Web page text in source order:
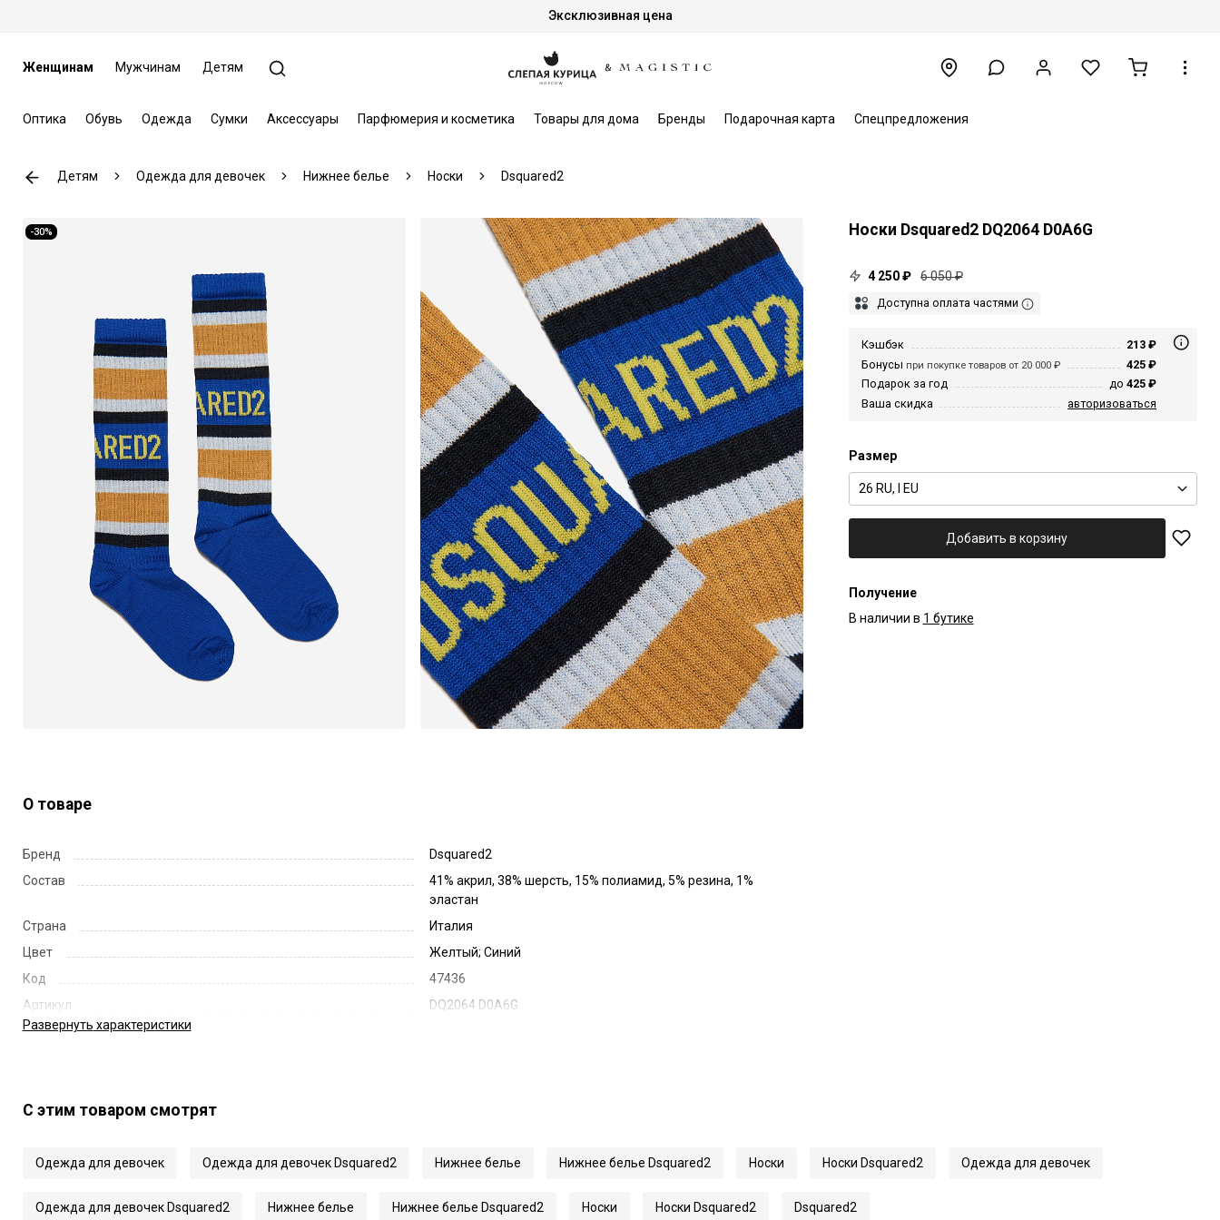
Эксклюзивная цена
Женщинам Мужчинам Детям
Оптика Обувь Одежда Сумки Аксессуары Парфюмерия и косметика Товары для дома Бренды Подарочная карта Спецпредложения
Детям Одежда для девочек Нижнее белье Носки Dsquared2
-30% Носки Dsquared2 DQ2064 D0A6G
4 250 ₽ 6 050 ₽
Доступна оплата частями
Кэшбэк
213 ₽
Бонусы при покупке товаров от 20 000 ₽
425 ₽
Подарок за год
до 425 ₽
Ваша скидка
авторизоваться
Размер
26 RU, I EU
Добавить в корзину
Получение
В наличии в 1 бутике
О товаре
Бренд
Dsquared2
Состав
41% акрил, 38% шерсть, 15% полиамид, 5% резина, 1%
эластан
Страна
Италия
Цвет
Желтый; Синий
Код
47436
Артикул
DQ2064 D0A6G
Развернуть характеристики
С этим товаром смотрят
Одежда для девочек Одежда для девочек Dsquared2 Нижнее белье Нижнее белье Dsquared2 Носки Носки Dsquared2 Одежда для девочек
Одежда для девочек Dsquared2 Нижнее белье Нижнее белье Dsquared2 Носки Носки Dsquared2 Dsquared2